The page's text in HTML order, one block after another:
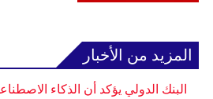
المزيد من الأخبار
البنك الدولي يؤكد أن الذكاء